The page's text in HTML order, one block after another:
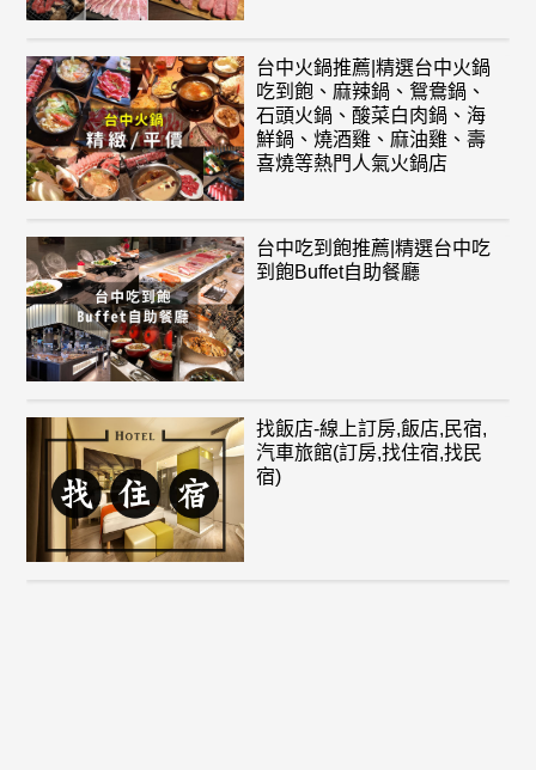
台中火鍋推薦|精選台中火鍋
吃到飽、麻辣鍋、鴛鴦鍋、
石頭火鍋、酸菜白肉鍋、海
鮮鍋、燒酒雞、麻油雞、壽
喜燒等熱門人氣火鍋店
台中吃到飽推薦|精選台中吃
到飽Buffet自助餐廳
找飯店-線上訂房,飯店,民宿,
汽車旅館(訂房,找住宿,找民
宿)